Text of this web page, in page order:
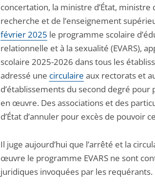
concertation, la ministre d’État, ministre
recherche et de l’enseignement
février 2025 le programme scolaire
relationnelle et à la sexualité (EVARS),
scolaire 2025-2026 dans tous les
adressé une circulaire aux rectorats et
d’établissements du second degré
en œuvre. Des associations et des
d’État d’annuler pour excès de pouvoir
Il juge aujourd’hui que l’arrêté et la
œuvre le programme EVARS ne sont
juridiques invoquées par les requérants.